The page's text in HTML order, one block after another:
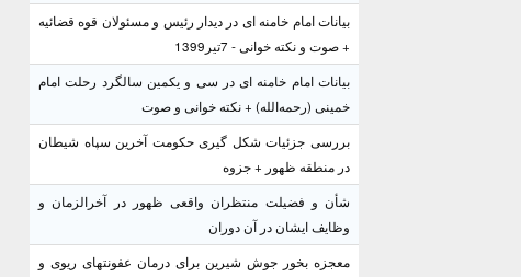
بیانات امام خامنه ای در دیدار رئیس و مسئولان قوه قضائیه
+ صوت و نکته خوانی - 7تیر1399
بیانات امام خامنه ای در سی و یکمین سالگرد رحلت امام
خمینی (رحمه‌الله) + نکته خوانی و صوت
بررسی جزئیات شکل گیری حکومت آخرین سپاه شیطان
در منطقه ظهور + جزوه
شأن و فضیلت منتظران واقعی ظهور در آخرالزمان و
وظایف ایشان در آن دوران
معجزه بخور جوش شیرین برای درمان عفونتهای ریوی و